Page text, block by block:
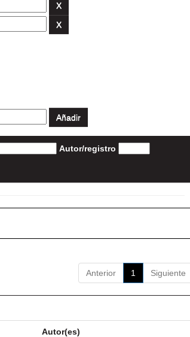
Autor/registro
Anterior 1 Siguiente
Autor(es)